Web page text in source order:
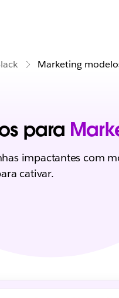
Marketing
para
impactantes com
cativar.